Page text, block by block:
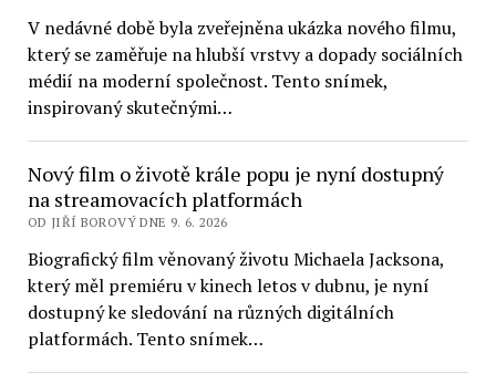
V nedávné době byla zveřejněna ukázka nového filmu,
který se zaměřuje na hlubší vrstvy a dopady sociálních
médií na moderní společnost. Tento snímek,
inspirovaný skutečnými…
Nový film o životě krále popu je nyní dostupný
na streamovacích platformách
OD JIŘÍ BOROVÝ DNE 9. 6. 2026
Biografický film věnovaný životu Michaela Jacksona,
který měl premiéru v kinech letos v dubnu, je nyní
dostupný ke sledování na různých digitálních
platformách. Tento snímek…